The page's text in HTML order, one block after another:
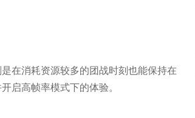
在消耗资源较多的团战时刻也能保持在
启高帧率模式下的体验。